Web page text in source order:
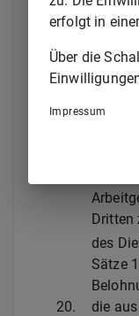
a)
Dritten
des
Sätze
20.
die
erfolgt in
Über die
Impressum